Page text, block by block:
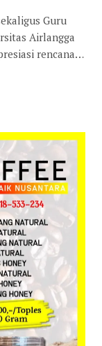
Guru
Airlangga
rencana…